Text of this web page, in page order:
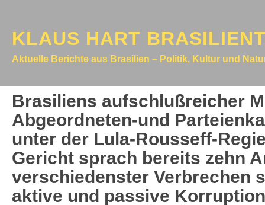
KLAUS HART
Aktuelle Berichte aus Brasilien – Politik, Kultur und
Brasiliens aufschlußreicher
Abgeordneten-und
unter der Lula-Rousseff-
Gericht sprach bereits zehn
verschiedenster Verbrechen
aktive und passive